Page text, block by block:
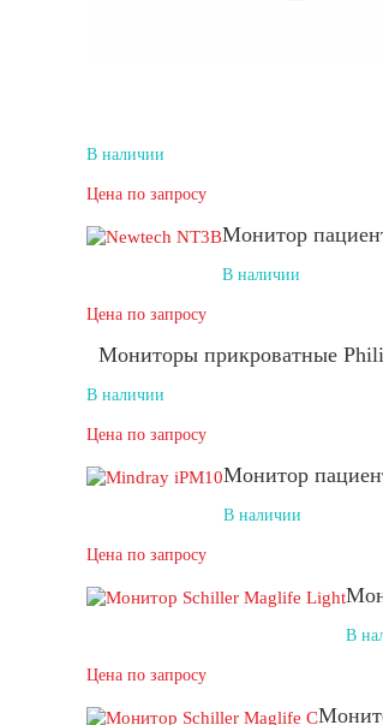
В наличии
Цена по запросу
Монитор
В наличии
Цена по запросу
Мониторы прикроватные
В наличии
Цена по запросу
Монитор
В наличии
Цена по запросу
В
Цена по запросу